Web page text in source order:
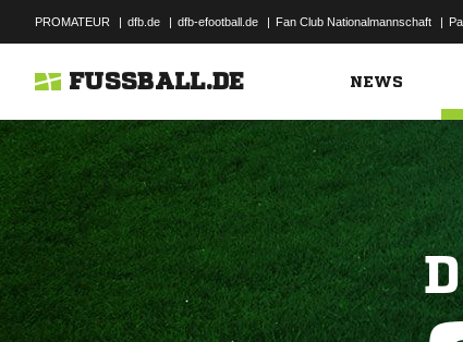
PROMATEUR | dfb.de | dfb-efootball.de | Fan Club Nationalmannschaft |
FUSSBALL.DE NEWS